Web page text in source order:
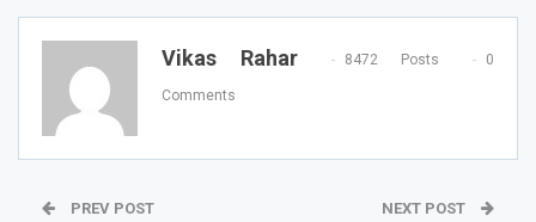
Vikas Rahar 8472 Posts 0
Comments
PREV POST NEXT POST